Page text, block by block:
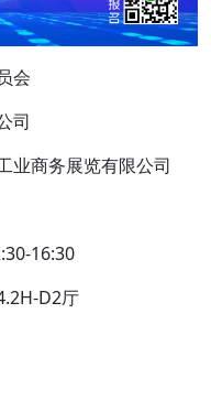
会
司
业商务展览有限公司
16:30
D2厅